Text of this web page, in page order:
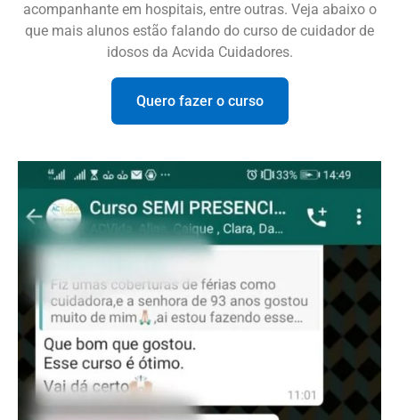
acompanhante em hospitais, entre outras. Veja abaixo o
que mais alunos estão falando do curso de cuidador de
idosos da Acvida Cuidadores.
Quero fazer o curso